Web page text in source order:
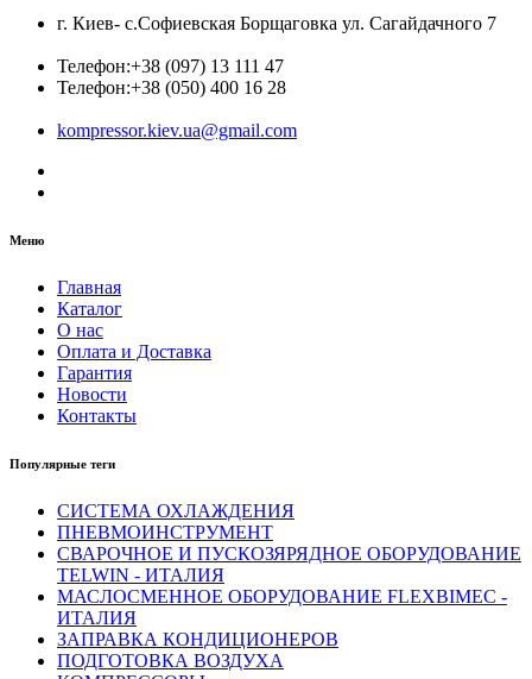
г. Киев- с.Софиевская Борщаговка ул. Сагайдачного 7
Телефон:+38 (097) 13 111 47
Телефон:+38 (050) 400 16 28
kompressor.kiev.ua@gmail.com
Меню
Главная
Каталог
О нас
Оплата и Доставка
Гарантия
Новости
Контакты
Популярные теги
СИСТЕМА ОХЛАЖДЕНИЯ
ПНЕВМОИНСТРУМЕНТ
СВАРОЧНОЕ И ПУСКОЗЯРЯДНОЕ ОБОРУДОВАНИЕ
TELWIN - ИТАЛИЯ
МАСЛОСМЕННОЕ ОБОРУДОВАНИЕ FLEXBIMEC -
ИТАЛИЯ
ЗАПРАВКА КОНДИЦИОНЕРОВ
ПОДГОТОВКА ВОЗДУХА